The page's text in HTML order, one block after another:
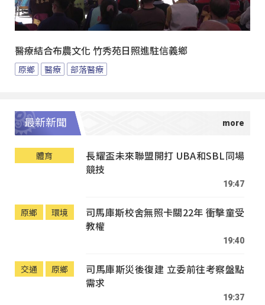
醫療結合布農文化 竹秀苑日照進駐信義鄉
原鄉 醫療 部落醫療
最新新聞
體育
長耀盃未來聯盟開打 UBA和SBL同場
競技
19:47
原鄉 環境
司馬庫斯校舍無照卡關22年 衝擊童受
教權
19:40
交通 原鄉
司馬庫斯災後復建 立委前往考察盤點
需求
19:37